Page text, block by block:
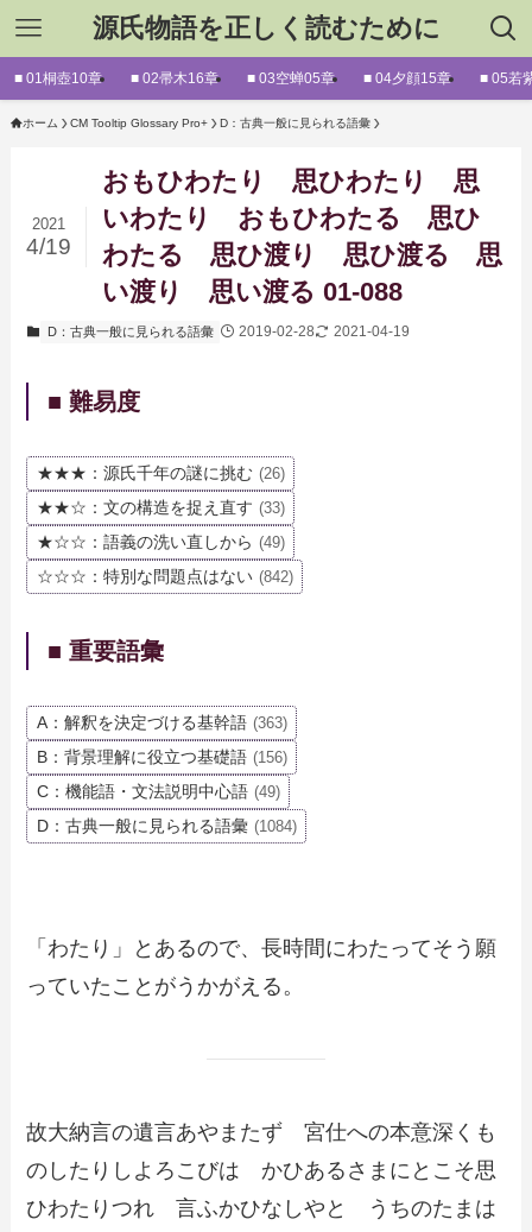
源氏物語を正しく読むために
■ 01桐壺10章 ■ 02帚木16章 ■ 03空蝉05章 ■ 04夕顔15章 ■ 05若
ホーム CM Tooltip Glossary Pro+ D：古典一般に見られる語彙
おもひわたり 思ひわたり 思
いわたり おもひわたる 思ひ
わたる 思ひ渡り 思ひ渡る 思
い渡り 思い渡る 01-088
2021
4/19
D：古典一般に見られる語彙 2019-02-28 2021-04-19
■ 難易度
★★★：源氏千年の謎に挑む (26)
★★☆：文の構造を捉え直す (33)
★☆☆：語義の洗い直しから (49)
☆☆☆：特別な問題点はない (842)
■ 重要語彙
A：解釈を決定づける基幹語 (363)
B：背景理解に役立つ基礎語 (156)
C：機能語・文法説明中心語 (49)
D：古典一般に見られる語彙 (1084)
「わたり」とあるので、長時間にわたってそう願
っていたことがうかがえる。
故大納言の遺言あやまたず 宮仕への本意深くも
のしたりしよろこびは かひあるさまにとこそ思
ひわたりつれ 言ふかひなしやと うちのたまは